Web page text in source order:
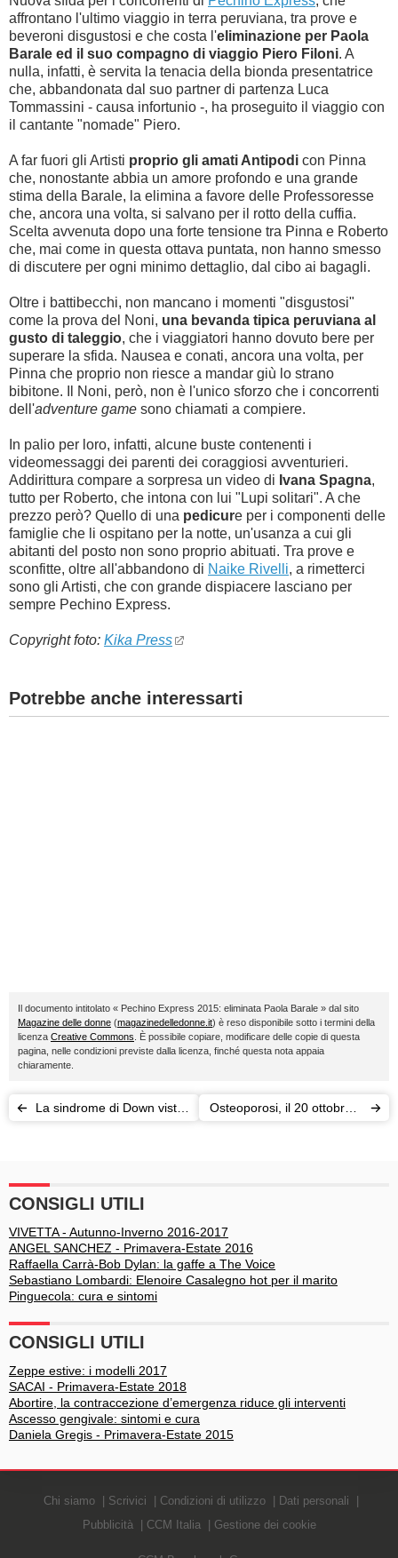
affrontano l'ultimo viaggio in terra peruviana, tra prove e
beveroni disgustosi e che costa l'eliminazione per Paola
Barale ed il suo compagno di viaggio Piero Filoni. A
nulla, infatti, è servita la tenacia della bionda presentatrice
che, abbandonata dal suo partner di partenza Luca
Tommassini - causa infortunio -, ha proseguito il viaggio con
il cantante "nomade" Piero.
A far fuori gli Artisti proprio gli amati Antipodi con Pinna
che, nonostante abbia un amore profondo e una grande
stima della Barale, la elimina a favore delle Professoresse
che, ancora una volta, si salvano per il rotto della cuffia.
Scelta avvenuta dopo una forte tensione tra Pinna e Roberto
che, mai come in questa ottava puntata, non hanno smesso
di discutere per ogni minimo dettaglio, dal cibo ai bagagli.
Oltre i battibecchi, non mancano i momenti "disgustosi"
come la prova del Noni, una bevanda tipica peruviana al
gusto di taleggio, che i viaggiatori hanno dovuto bere per
superare la sfida. Nausea e conati, ancora una volta, per
Pinna che proprio non riesce a mandar giù lo strano
bibitone. Il Noni, però, non è l'unico sforzo che i concorrenti
dell'adventure game sono chiamati a compiere.
In palio per loro, infatti, alcune buste contenenti i
videomessaggi dei parenti dei coraggiosi avventurieri.
Addirittura compare a sorpresa un video di Ivana Spagna,
tutto per Roberto, che intona con lui "Lupi solitari". A che
prezzo però? Quello di una pedicure per i componenti delle
famiglie che li ospitano per la notte, un'usanza a cui gli
abitanti del posto non sono proprio abituati. Tra prove e
sconfitte, oltre all'abbandono di Naike Rivelli, a rimetterci
sono gli Artisti, che con grande dispiacere lasciano per
sempre Pechino Express.
Copyright foto: Kika Press
Potrebbe anche interessarti
Il documento intitolato « Pechino Express 2015: eliminata Paola Barale » dal sito
Magazine delle donne (magazinedelledonne.it) è reso disponibile sotto i termini della
licenza Creative Commons . È possibile copiare, modificare delle copie di questa
pagina, nelle condizioni previste dalla licenza, finché questa nota appaia
chiaramente.
La sindrome di Down vista
fidanzato
Osteoporosi, il 20 ottobre è
CONSIGLI UTILI
VIVETTA - Autunno-Inverno 2016-2017
ANGEL SANCHEZ - Primavera-Estate 2016
Raffaella Carrà-Bob Dylan: la gaffe a The Voice
Sebastiano Lombardi: Elenoire Casalegno hot per il marito
Pinguecola: cura e sintomi
CONSIGLI UTILI
Zeppe estive: i modelli 2017
SACAI - Primavera-Estate 2018
Abortire, la contraccezione d’emergenza riduce gli interventi
Ascesso gengivale: sintomi e cura
Daniela Gregis - Primavera-Estate 2015
Chi siamo Scrivici Condizioni di utilizzo
Dati personali
Pubblicità
CCM Italia Gestione dei cookie